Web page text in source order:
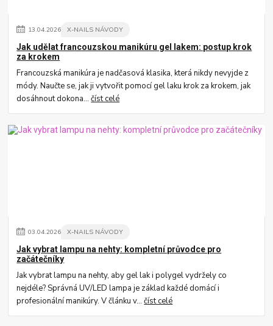
13.04.2026 X-NAILS NÁVODY
Jak udělat francouzskou manikúru gel lakem: postup krok
za krokem
Francouzská manikúra je nadčasová klasika, která nikdy nevyjde z
módy. Naučte se, jak ji vytvořit pomocí gel laku krok za krokem, jak
dosáhnout dokona...číst celé
03.04.2026 X-NAILS NÁVODY
Jak vybrat lampu na nehty: kompletní průvodce pro
začátečníky
Jak vybrat lampu na nehty, aby gel lak i polygel vydržely co
nejdéle? Správná UV/LED lampa je základ každé domácí i
profesionální manikúry. V článku v...číst celé